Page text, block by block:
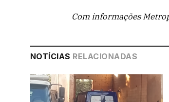
Com informações
NOTÍCIAS RELACIONADAS